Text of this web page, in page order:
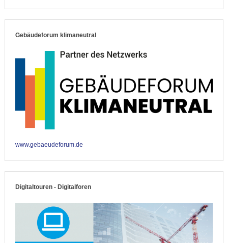
Gebäudeforum klimaneutral
www.gebaeudeforum.de
Digitaltouren - Digitalforen